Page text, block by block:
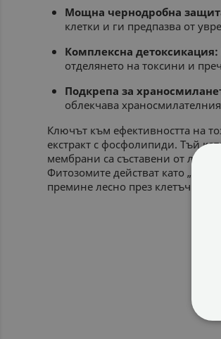
Мощна чернодробна
клетки и ги предпазва от
Комплексна детоксикация:
отделянето на токсини и
Подкрепа за
облекчава
Ключът към ефективността на
екстракт с фосфолипиди. Тъй
мембрани са съставени от
Фитозомите действат като
премине лесно през